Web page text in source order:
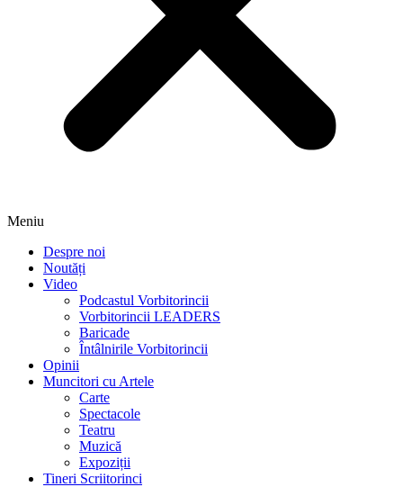
Meniu
Despre noi
Noutăți
Video
Podcastul Vorbitorincii
Vorbitorincii LEADERS
Baricade
Întâlnirile Vorbitorincii
Opinii
Muncitori cu Artele
Carte
Spectacole
Teatru
Muzică
Expoziții
Tineri Scriitorinci